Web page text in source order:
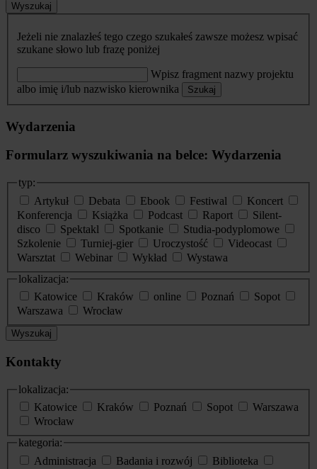
Wyszukaj
Jeżeli nie znalazłeś tego czego szukałeś zawsze możesz wpisać
szukane słowo lub frazę poniżej
Wpisz fragment nazwy projektu
albo imię i/lub nazwisko kierownika
Szukaj
Wydarzenia
Formularz wyszukiwania na belce: Wydarzenia
typ:
Artykuł
Debata Ebook Festiwal
Koncert
Konferencja
Książka Podcast Raport
Silent-
disco
Spektakl Spotkanie
Studia-podyplomowe
Szkolenie
Turniej-gier Uroczystość
Videocast
Warsztat
Webinar Wykład
Wystawa
lokalizacja:
Katowice
Kraków online Poznań
Sopot
Warszawa
Wrocław
Wyszukaj
Kontakty
lokalizacja:
Katowice
Kraków Poznań Sopot
Warszawa
Wrocław
kategoria:
Administracja
Badania i rozwój
Biblioteka